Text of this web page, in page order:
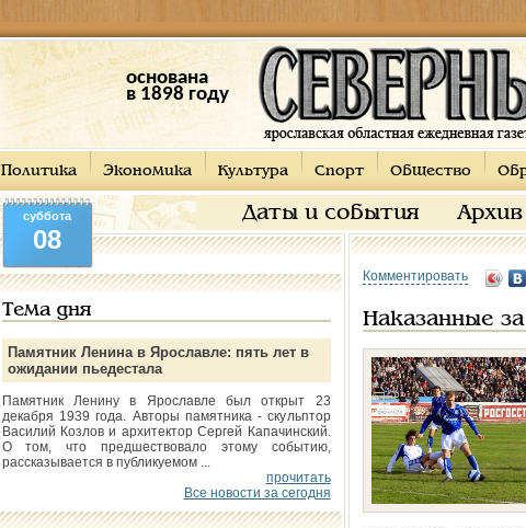
основана
в 1898 году
Политика Экономика Культура Спорт Общество
Даты и события Архив
суббота
08
Тема дня
Памятник Ленина в Ярославле: пять лет в
ожидании пьедестала
Памятник Ленину в Ярославле был открыт 23
декабря 1939 года. Авторы памятника - скульптор
Василий Козлов и архитектор Сергей Капачинский.
О том, что предшествовало этому событию,
рассказывается в публикуемом ...
прочитать
Все новости за сегодня
Комментировать
Наказанные